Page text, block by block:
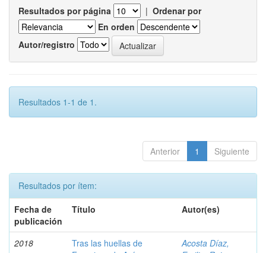
Resultados por página | Ordenar por
En orden
Autor/registro
Resultados 1-1 de 1.
Anterior 1 Siguiente
Resultados por ítem:
Fecha de
publicación
Título Autor(es)
2018
Tras las huellas de
Acosta Díaz,